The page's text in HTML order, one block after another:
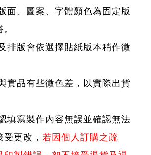
面、圖案、字體顏色為固定版
排版會依選擇貼紙版本稍作微
實品有些微色差，以實際出貨
填寫製作內容無誤並確認無法
更改， 若因個人訂購之疏